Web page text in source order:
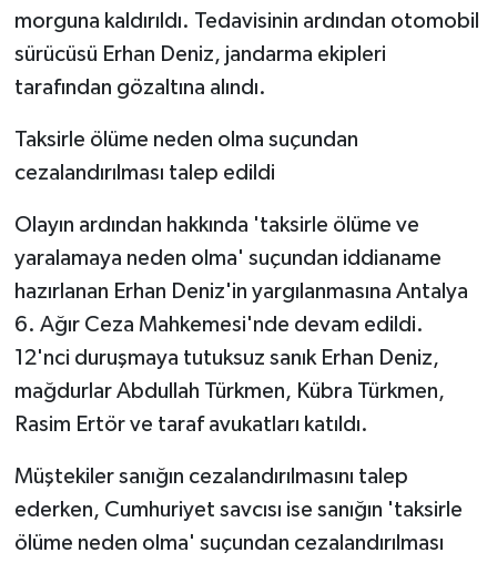
morguna kaldırıldı. Tedavisinin ardından otomobil
sürücüsü Erhan Deniz, jandarma ekipleri
tarafından gözaltına alındı.
Taksirle ölüme neden olma suçundan
cezalandırılması talep edildi
Olayın ardından hakkında 'taksirle ölüme ve
yaralamaya neden olma' suçundan iddianame
hazırlanan Erhan Deniz'in yargılanmasına Antalya
6. Ağır Ceza Mahkemesi'nde devam edildi.
12'nci duruşmaya tutuksuz sanık Erhan Deniz,
mağdurlar Abdullah Türkmen, Kübra Türkmen,
Rasim Ertör ve taraf avukatları katıldı.
Müştekiler sanığın cezalandırılmasını talep
ederken, Cumhuriyet savcısı ise sanığın 'taksirle
ölüme neden olma' suçundan cezalandırılması